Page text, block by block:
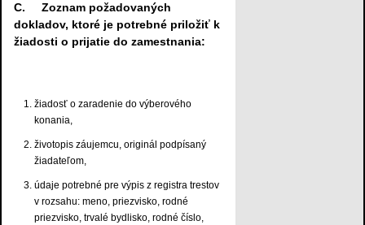
C. Zoznam požadovaných
dokladov, ktoré je potrebné priložiť k
žiadosti o prijatie do zamestnania:
žiadosť o zaradenie do výberového
konania,
životopis záujemcu, originál podpísaný
žiadateľom,
údaje potrebné pre výpis z registra trestov
v rozsahu: meno, priezvisko, rodné
priezvisko, trvalé bydlisko, rodné číslo,